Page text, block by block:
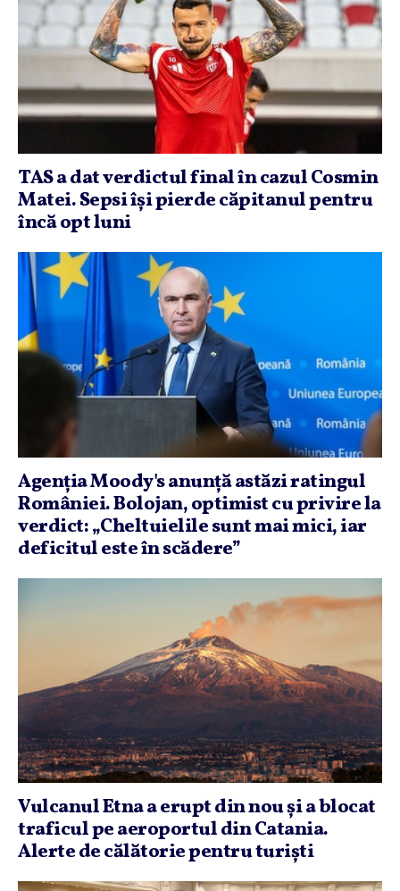
TAS a dat verdictul final în cazul Cosmin
Matei. Sepsi îşi pierde căpitanul pentru
încă opt luni
Agenţia Moody's anunţă astăzi ratingul
României. Bolojan, optimist cu privire la
verdict: „Cheltuielile sunt mai mici, iar
deficitul este în scădere”
Vulcanul Etna a erupt din nou şi a blocat
traficul pe aeroportul din Catania.
Alerte de călătorie pentru turişti